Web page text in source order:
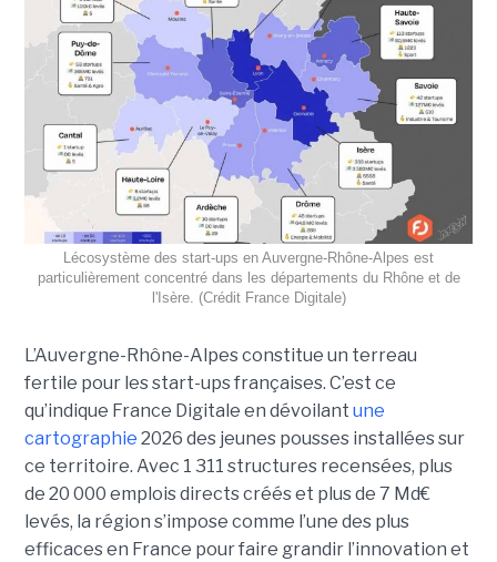
Lécosystème des start-ups en Auvergne-Rhône-Alpes est
particulièrement concentré dans les départements du Rhône et de
l'Isère. (Crédit France Digitale)
L’Auvergne-Rhône-Alpes constitue un terreau
fertile pour les start-ups françaises. C’est ce
qu’indique France Digitale en dévoilant une
cartographie 2026 des jeunes pousses installées sur
ce territoire. Avec 1 311 structures recensées, plus
de 20 000 emplois directs créés et plus de 7 Md€
levés, la région s’impose comme l’une des plus
efficaces en France pour faire grandir l’innovation et